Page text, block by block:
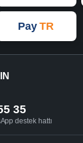
Pay TR
35
destek hattı